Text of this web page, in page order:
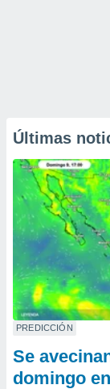
Últimas
PREDICCIÓN
Se
domingo